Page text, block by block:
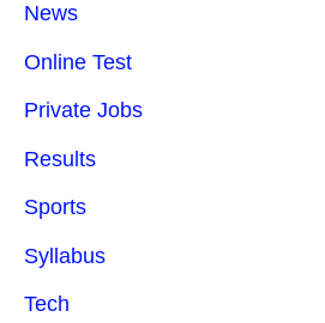
News
Online Test
Private Jobs
Results
Sports
Syllabus
Tech